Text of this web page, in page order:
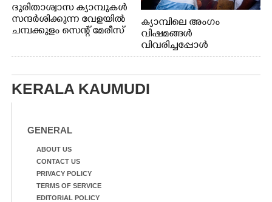
ദുരിതാശ്വാസ ക്യാമ്പുകൾ
സന്ദർശിക്കുന്ന വേളയിൽ
ചമ്പക്കുളം സെന്റ് മേരീസ്
സ്കൂളിലെ
എ.ഐ.സി.സി ജനറൽ
സെക്രട്ടറി കെ.സി
വേണുഗോപാൽ എം.പി
സഹകരണ-എക്സൈസ്
വകുപ്പ് മന്ത്രി എം. ലിജു,
കൃഷിവകുപ്പ് മന്ത്രി ടി.
സിദ്ദിഖ്, റെജി ചെറിയാൻ
എം. എൽ. എ എന്നിവർ
സമീപം
ക്യാമ്പിലെ അംഗം
വിഷമങ്ങൾ
വിവരിച്ചപ്പോൾ
സമാധാനിപ്പിക്കുന്ന
വേണുഗോപാൽ എം.പി.
KERALA KAUMUDI
GENERAL
ABOUT US
CONTACT US
PRIVACY POLICY
TERMS OF SERVICE
EDITORIAL POLICY